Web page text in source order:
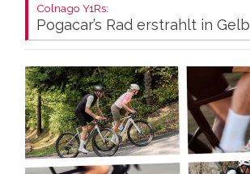
Colnago Y1Rs:
Pogacar’s Rad erstrahlt in Gelb